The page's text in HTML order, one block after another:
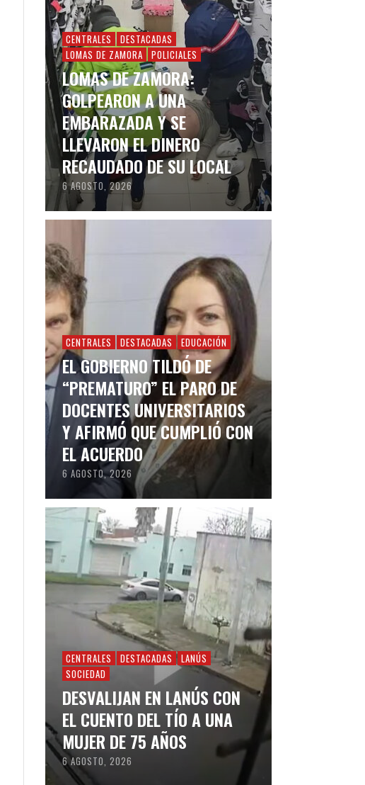
CENTRALES
DESTACADAS
LOMAS DE ZAMORA
POLICIALES
LOMAS DE ZAMORA:
GOLPEARON A UNA
EMBARAZADA Y SE
LLEVARON EL DINERO
RECAUDADO DE SU LOCAL
6 AGOSTO, 2026
CENTRALES DESTACADAS EDUCACIÓN
EL GOBIERNO TILDÓ DE
“PREMATURO” EL PARO DE
DOCENTES UNIVERSITARIOS
Y AFIRMÓ QUE CUMPLIÓ CON
EL ACUERDO
6 AGOSTO, 2026
CENTRALES DESTACADAS
LANÚS
SOCIEDAD
DESVALIJAN EN LANÚS CON
EL CUENTO DEL TÍO A UNA
MUJER DE 75 AÑOS
6 AGOSTO, 2026